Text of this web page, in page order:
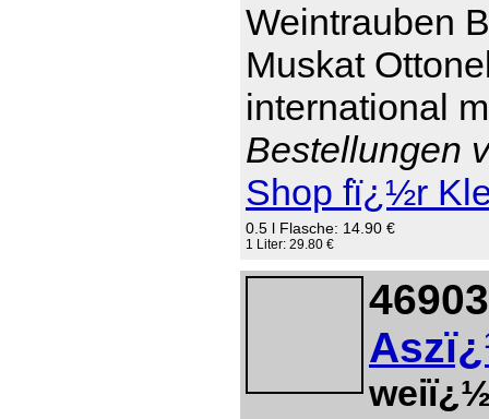
Weintrauben
Muskat
international
Bestellungen
Shop fï¿½r
0.5 l Flasche: 14.90 €
1 Liter: 29.80 €